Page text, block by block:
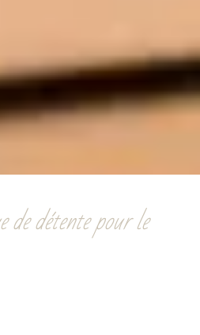
de détente pour le